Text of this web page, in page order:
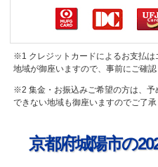
※1 クレジットカードによるお支払
地域が御座いますので、事前にご確認
※2 集金・お振込みご希望の方は、
できない地域も御座いますのでご了承
京都府城陽市の